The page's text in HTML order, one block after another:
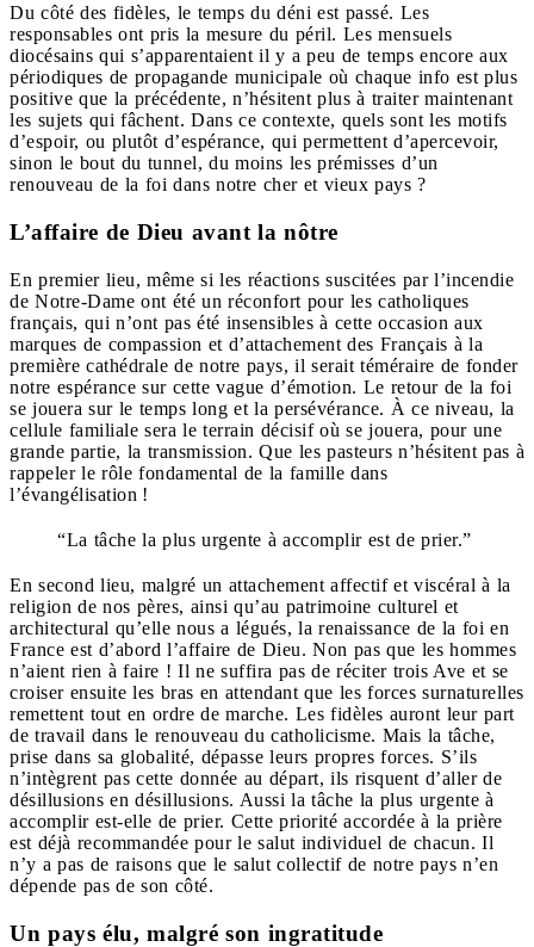
Du côté des fidèles, le temps du déni est passé. Les
responsables ont pris la mesure du péril. Les mensuels
diocésains qui s’apparentaient il y a peu de temps encore aux
périodiques de propagande municipale où chaque info est plus
positive que la précédente, n’hésitent plus à traiter maintenant
les sujets qui fâchent. Dans ce contexte, quels sont les motifs
d’espoir, ou plutôt d’espérance, qui permettent d’apercevoir,
sinon le bout du tunnel, du moins les prémisses d’un
renouveau de la foi dans notre cher et vieux pays ?
L’affaire de Dieu avant la nôtre
En premier lieu, même si les réactions suscitées par l’incendie
de Notre-Dame ont été un réconfort pour les catholiques
français, qui n’ont pas été insensibles à cette occasion aux
marques de compassion et d’attachement des Français à la
première cathédrale de notre pays, il serait téméraire de fonder
notre espérance sur cette vague d’émotion. Le retour de la foi
se jouera sur le temps long et la persévérance. À ce niveau, la
cellule familiale sera le terrain décisif où se jouera, pour une
grande partie, la transmission. Que les pasteurs n’hésitent pas à
rappeler le rôle fondamental de la famille dans
l’évangélisation !
“La tâche la plus urgente à accomplir est de prier.”
En second lieu, malgré un attachement affectif et viscéral à la
religion de nos pères, ainsi qu’au patrimoine culturel et
architectural qu’elle nous a légués, la renaissance de la foi en
France est d’abord l’affaire de Dieu. Non pas que les hommes
n’aient rien à faire ! Il ne suffira pas de réciter trois Ave et se
croiser ensuite les bras en attendant que les forces surnaturelles
remettent tout en ordre de marche. Les fidèles auront leur part
de travail dans le renouveau du catholicisme. Mais la tâche,
prise dans sa globalité, dépasse leurs propres forces. S’ils
n’intègrent pas cette donnée au départ, ils risquent d’aller de
désillusions en désillusions. Aussi la tâche la plus urgente à
accomplir est-elle de prier. Cette priorité accordée à la prière
est déjà recommandée pour le salut individuel de chacun. Il
n’y a pas de raisons que le salut collectif de notre pays n’en
dépende pas de son côté.
Un pays élu, malgré son ingratitude